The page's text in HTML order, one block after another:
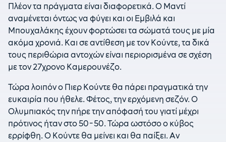
Πλέον τα πράγματα είναι διαφορετικά. Ο Μαντί
αναμένεται όντως να φύγει και οι Εμβιλά και
Μπουχαλάκης έχουν φορτώσει τα σώματά τους με μία
ακόμα χρονιά. Και σε αντίθεση με τον Κούντε, τα δικά
τους περιθώρια αντοχών είναι περιορισμένα σε σχέση
με τον 27χρονο Καμερουνέζο.
Τώρα λοιπόν ο Πιερ Κούντε θα πάρει πραγματικά την
ευκαιρία που ήθελε. Φέτος, την ερχόμενη σεζόν. Ο
Ολυμπιακός την πήρε την απόφασή του γιατί μέχρι
πρότινος ήταν στο 50-50. Τώρα ωστόσο ο κύβος
ερρίφθη. Ο Κούντε θα μείνει και θα παίξει. Αν